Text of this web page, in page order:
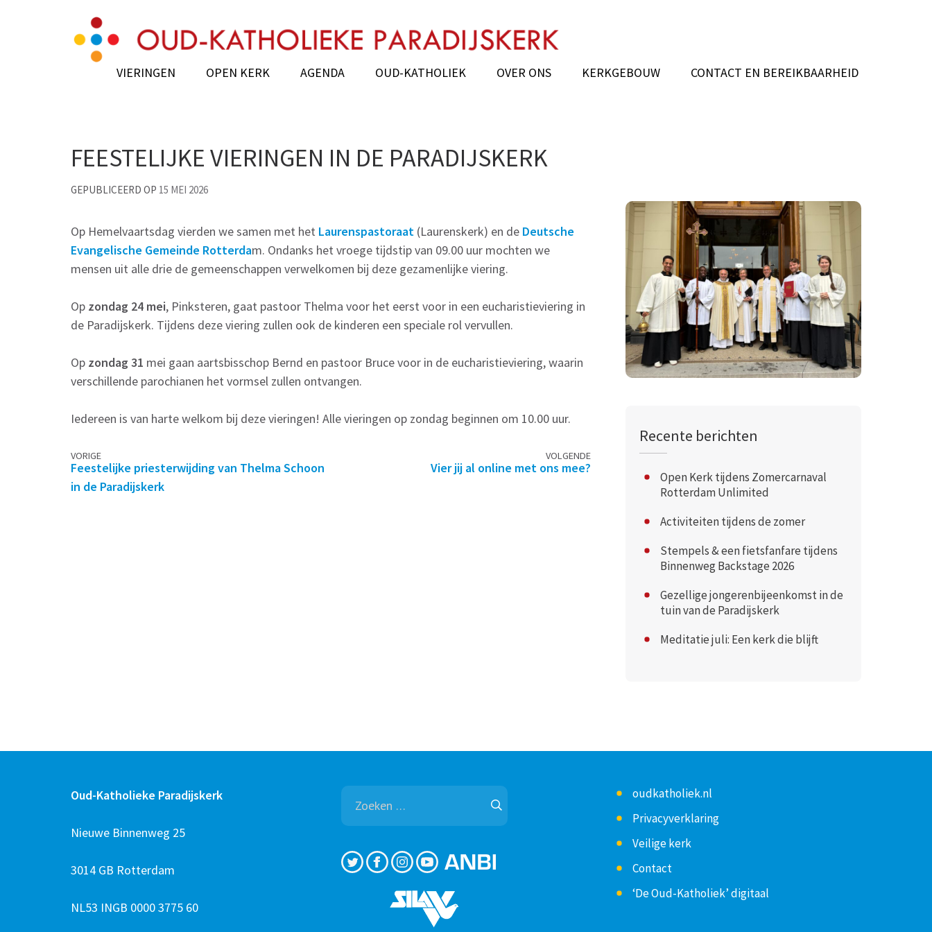
Oud-Katholieke Paradijskerk
VIERINGEN OPEN KERK AGENDA OUD-KATHOLIEK OVER ONS KERKGEBOUW CONTACT EN BEREIKBAARHEID
FEESTELIJKE VIERINGEN IN DE PARADIJSKERK
GEPUBLICEERD OP 15 MEI 2026
Op Hemelvaartsdag vierden we samen met het Laurenspastoraat (Laurenskerk) en de Deutsche
Evangelische Gemeinde Rotterdam. Ondanks het vroege tijdstip van 09.00 uur mochten we
mensen uit alle drie de gemeenschappen verwelkomen bij deze gezamenlijke viering.
Op zondag 24 mei, Pinksteren, gaat pastoor Thelma voor het eerst voor in een eucharistieviering in
de Paradijskerk. Tijdens deze viering zullen ook de kinderen een speciale rol vervullen.
Op zondag 31 mei gaan aartsbisschop Bernd en pastoor Bruce voor in de eucharistieviering, waarin
verschillende parochianen het vormsel zullen ontvangen.
Iedereen is van harte welkom bij deze vieringen! Alle vieringen op zondag beginnen om 10.00 uur.
Berichtennavigatie
VORIGE
Feestelijke priesterwijding van Thelma Schoon
in de Paradijskerk
VOLGENDE
Vier jij al online met ons mee?
Recente berichten
Open Kerk tijdens Zomercarnaval
Rotterdam Unlimited
Activiteiten tijdens de zomer
Stempels & een fietsfanfare tijdens
Binnenweg Backstage 2026
Gezellige jongerenbijeenkomst in de
tuin van de Paradijskerk
Meditatie juli: Een kerk die blijft
Oud-Katholieke Paradijskerk
Nieuwe Binnenweg 25
3014 GB Rotterdam
NL53 INGB 0000 3775 60
Zoeken
naar:
oudkatholiek.nl
Privacyverklaring
Veilige kerk
Contact
‘De Oud-Katholiek’ digitaal